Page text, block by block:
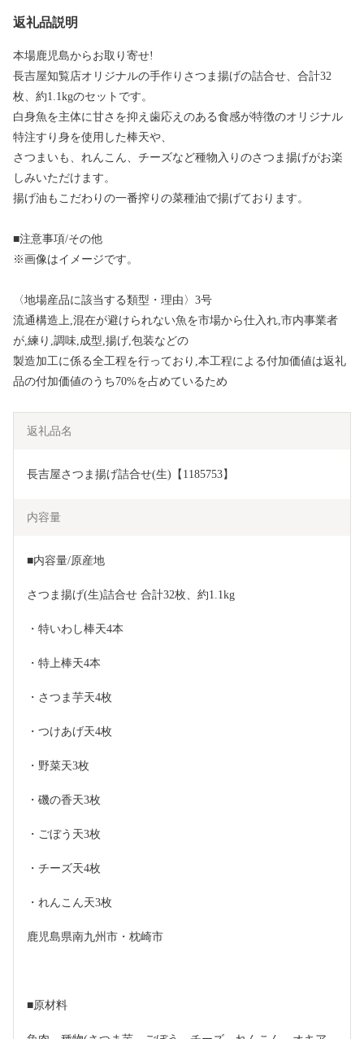
返礼品説明
本場鹿児島からお取り寄せ!
長吉屋知覧店オリジナルの手作りさつま揚げの詰合せ、合計32
枚、約1.1kgのセットです。
白身魚を主体に甘さを抑え歯応えのある食感が特徴のオリジナル
特注すり身を使用した棒天や、
さつまいも、れんこん、チーズなど種物入りのさつま揚げがお楽
しみいただけます。
揚げ油もこだわりの一番搾りの菜種油で揚げております。
■注意事項/その他
※画像はイメージです。
〈地場産品に該当する類型・理由〉3号
流通構造上,混在が避けられない魚を市場から仕入れ,市内事業者
が,練り,調味,成型,揚げ,包装などの
製造加工に係る全工程を行っており,本工程による付加価値は返礼
品の付加価値のうち70%を占めているため
返礼品名
長吉屋さつま揚げ詰合せ(生)【1185753】
内容量
■内容量/原産地
さつま揚げ(生)詰合せ 合計32枚、約1.1kg
・特いわし棒天4本
・特上棒天4本
・さつま芋天4枚
・つけあげ天4枚
・野菜天3枚
・磯の香天3枚
・ごぼう天3枚
・チーズ天4枚
・れんこん天3枚
鹿児島県南九州市・枕崎市
■原材料